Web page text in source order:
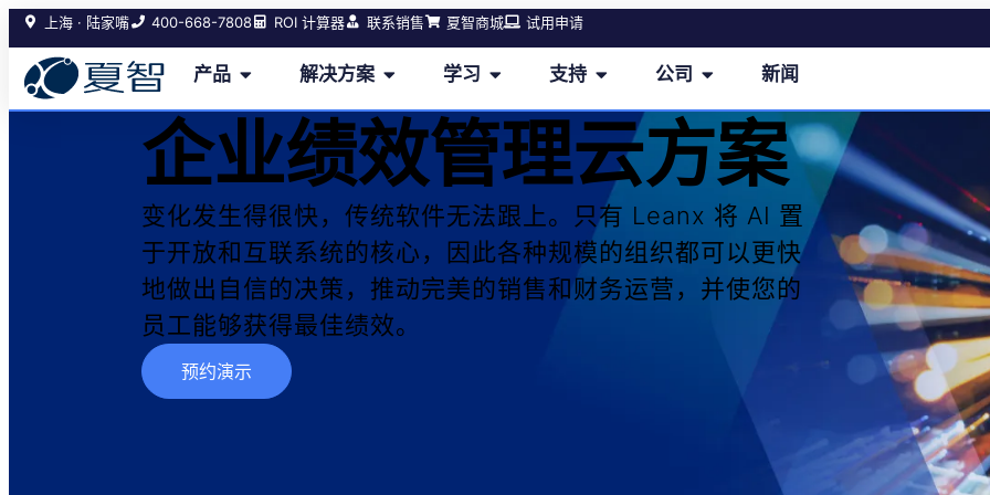
上海 · 陆家嘴 400-668-7808 ROI 计算器 联系销售 夏智商城 试用申请
产品 解决方案 学习 支持 公司 新闻
企业绩效管理云方案
变化发生得很快，传统软件无法跟上。只有 Leanx 将 AI 置
于开放和互联系统的核心，因此各种规模的组织都可以更快
地做出自信的决策，推动完美的销售和财务运营，并使您的
员工能够获得最佳绩效。
预约演示